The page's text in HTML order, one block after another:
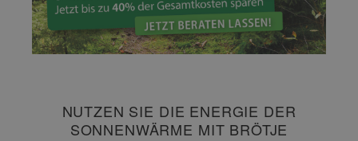
NUTZEN SIE DIE ENERGIE DER
SONNENWÄRME MIT BRÖTJE